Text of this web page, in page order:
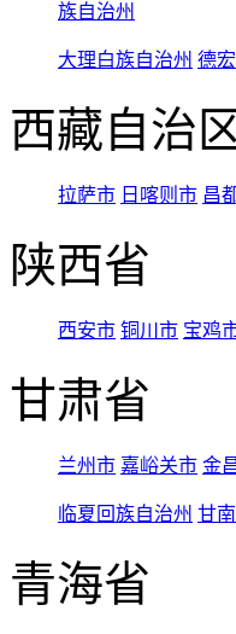
族自治州
大理白族自治州 德
西藏自治
拉萨市 日喀则市 昌
陕西省
西安市 铜川市 宝鸡
甘肃省
兰州市 嘉峪关市 金
临夏回族自治州 甘
青海省